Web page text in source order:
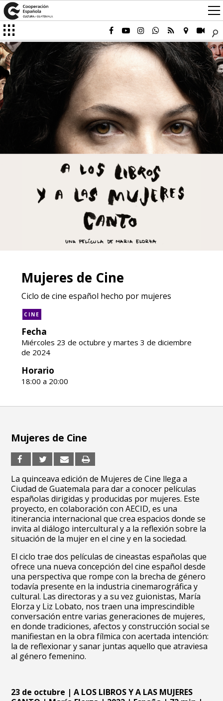
Mujeres de Cine
Ciclo de cine español hecho por mujeres
CINE
Fecha
Miércoles 23 de octubre y martes 3 de diciembre
de 2024
Horario
18:00 a 20:00
Mujeres de Cine
La quinceava edición de Mujeres de Cine llega a
Ciudad de Guatemala para dar a conocer películas
españolas dirigidas y producidas por mujeres. Este
proyecto, en colaboración con AECID, es una
itinerancia internacional que crea espacios donde se
invita al diálogo intercultural y a la reflexión sobre la
situación de la mujer en el cine y en la sociedad.
El ciclo trae dos películas de cineastas españolas que
ofrece una nueva concepción del cine español desde
una perspectiva que rompe con la brecha de género
todavía presente en la industria cinemarográfica y
cultural. Las directoras y a su vez guionistas, María
Elorza y Liz Lobato, nos traen una imprescindible
conversación entre varias generaciones de mujeres,
en donde tradiciones, afectos y construcción social se
manifiestan en la obra fílmica con acertada intención:
la de reflexionar y sanar juntas aquello que atraviesa
al género femenino.
23 de octubre | A LOS LIBROS Y A LAS MUJERES